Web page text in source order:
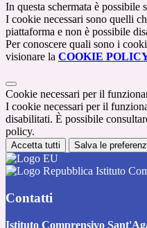
In questa schermata è possibile
I cookie necessari sono quelli
piattaforma e non è possibile
Per conoscere quali sono i
visionare la COOKIE
Cookie necessari per il
I cookie necessari per il
disabilitati. È possibile
policy.
Accetta tutti Salva le
Istituto
Contatti
Istituto Comprensivo